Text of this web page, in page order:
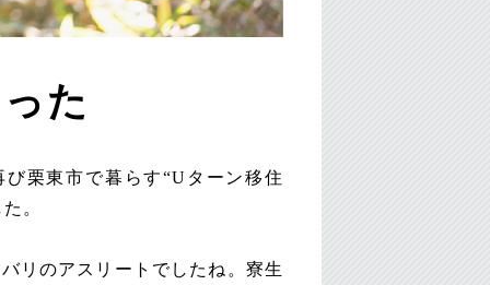
た
栗東市で暮らす“Uターン移住
。
リのアスリートでしたね。寮生